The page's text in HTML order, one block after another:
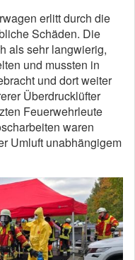
erlitt durch die
Schäden. Die
als sehr langwierig,
und mussten in
und dort weiter
Überdrucklüfter
Feuerwehrleute
waren
Umluft unabhängigem